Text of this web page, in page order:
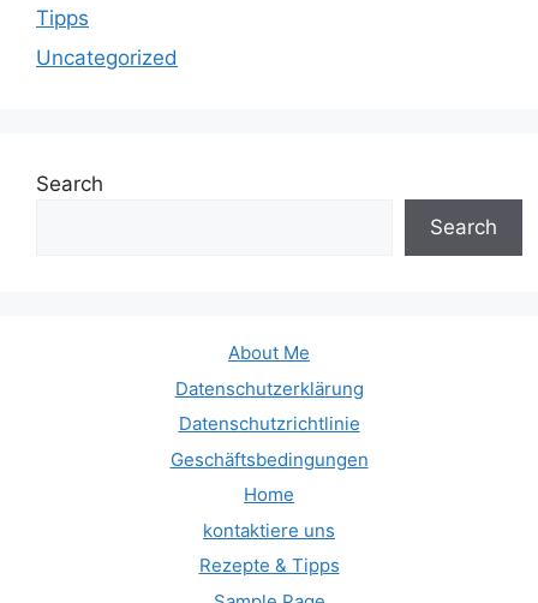
Tipps
Uncategorized
Search
Search
About Me
Datenschutzerklärung
Datenschutzrichtlinie
Geschäftsbedingungen
Home
kontaktiere uns
Rezepte & Tipps